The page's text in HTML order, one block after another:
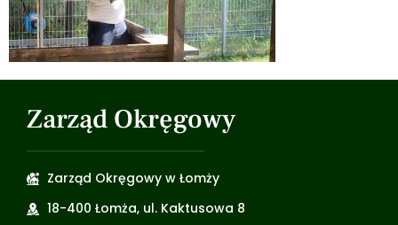
Zarząd Okręgowy
Zarząd Okręgowy w Łomży
18-400 Łomża, ul. Kaktusowa 8